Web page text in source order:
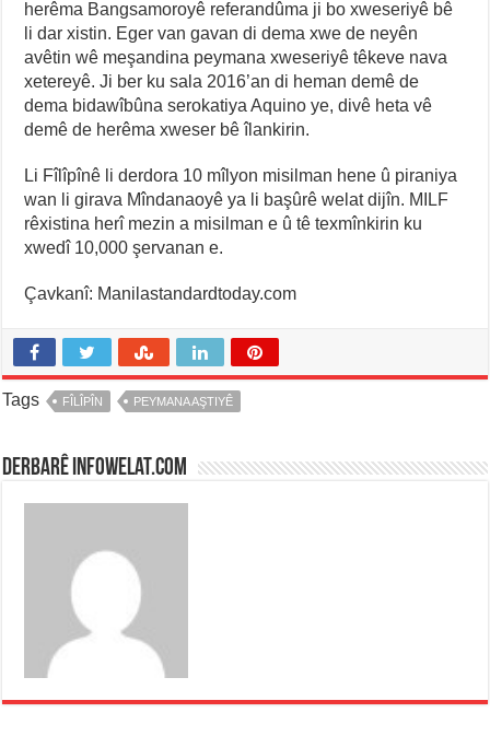
herêma Bangsamoroyê referandûma ji bo xweseriyê bê
li dar xistin. Eger van gavan di dema xwe de neyên
avêtin wê meşandina peymana xweseriyê têkeve nava
xetereyê. Ji ber ku sala 2016’an di heman demê de
dema bidawîbûna serokatiya Aquino ye, divê heta vê
demê de herêma xweser bê îlankirin.
Li Fîlîpînê li derdora 10 mîlyon misilman hene û piraniya
wan li girava Mîndanaoyê ya li başûrê welat dijîn. MILF
rêxistina herî mezin a misilman e û tê texmînkirin ku
xwedî 10,000 şervanan e.
Çavkanî: Manilastandardtoday.com
Tags FÎLÎPÎN PEYMANA AŞTIYÊ
Derbarê infowelat.com